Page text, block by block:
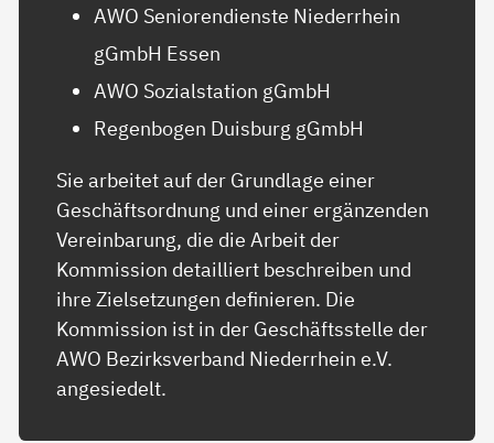
AWO Seniorendienste Niederrhein
gGmbH Essen
AWO Sozialstation gGmbH
Regenbogen Duisburg gGmbH
Sie arbeitet auf der Grundlage einer
Geschäftsordnung und einer ergänzenden
Vereinbarung, die die Arbeit der
Kommission detailliert beschreiben und
ihre Zielsetzungen definieren. Die
Kommission ist in der Geschäftsstelle der
AWO Bezirksverband Niederrhein e.V.
angesiedelt.